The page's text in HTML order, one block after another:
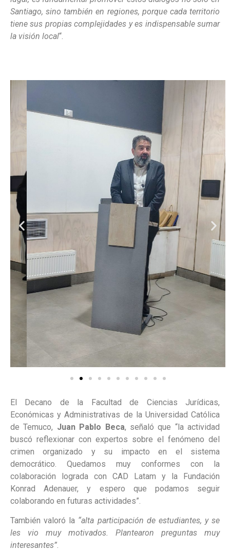
Santiago, sino también en regiones, porque cada territorio
tiene sus propias complejidades y es indispensable sumar
la visión local“.
El Decano de la Facultad de Ciencias Jurídicas,
Económicas y Administrativas de la Universidad Católica
de Temuco, Juan Pablo Beca, señaló que “la actividad
buscó reflexionar con expertos sobre el fenómeno del
crimen organizado y su impacto en el sistema
democrático. Quedamos muy conformes con la
colaboración lograda con CAD Latam y la Fundación
Konrad Adenauer, y espero que podamos seguir
colaborando en futuras actividades”.
También valoró la “alta participación de estudiantes, y se
les vio muy motivados. Plantearon preguntas muy
interesantes”.